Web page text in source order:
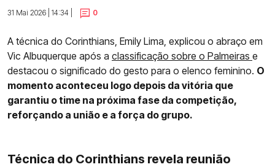
31 Mai 2026 | 14:34 |
0
A técnica do Corinthians, Emily Lima, explicou o abraço em
Vic Albuquerque após a classificação sobre o Palmeiras e
destacou o significado do gesto para o elenco feminino. O
momento aconteceu logo depois da vitória que
garantiu o time na próxima fase da competição,
reforçando a união e a força do grupo.
Técnica do Corinthians revela reunião